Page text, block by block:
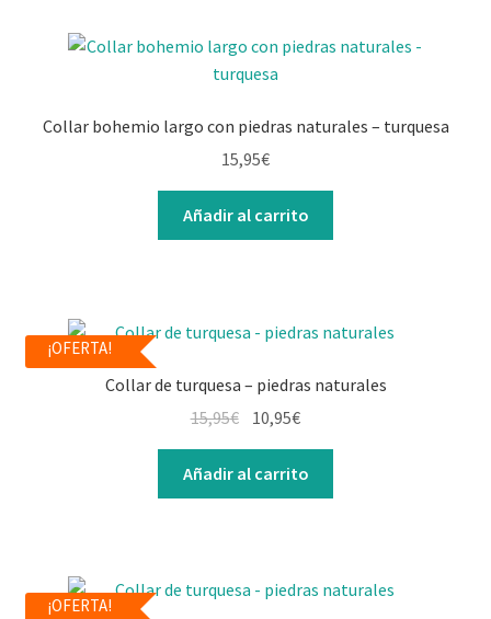
Lista de deseos
Collar bohemio largo con piedras naturales – turquesa
15,95€
Añadir al carrito
¡OFERTA!
Collar de turquesa – piedras naturales
15,95€ 10,95€
Añadir al carrito
¡OFERTA!